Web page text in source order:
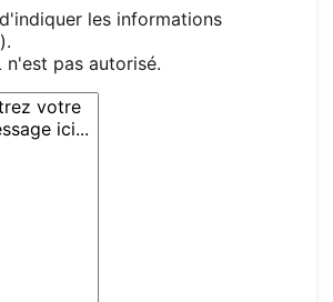
les informations
n'est pas autorisé.